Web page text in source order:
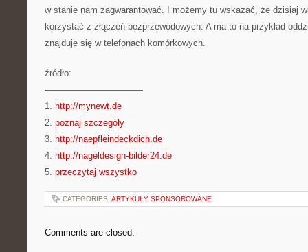
w stanie nam zagwarantować. I możemy tu wskazać, że dzisiaj
korzystać z złączeń bezprzewodowych. A ma to na przykład
znajduje się w telefonach komórkowych.
źródło:
———————————
1. http://mynewt.de
2. poznaj szczegóły
3. http://naepfleindeckdich.de
4. http://nageldesign-bilder24.de
5. przeczytaj wszystko
CATEGORIES: ARTYKUŁY SPONSOROWANE
Comments are closed.